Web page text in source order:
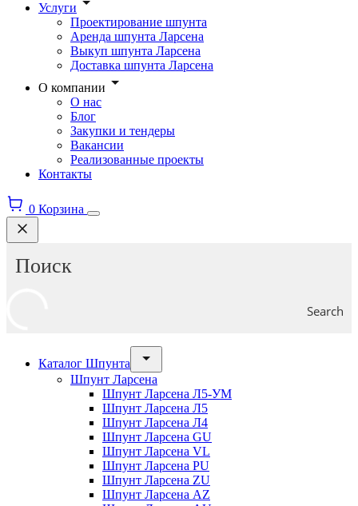
Услуги
Проектирование шпунта
Аренда шпунта Ларсена
Выкуп шпунта Ларсена
Доставка шпунта Ларсена
О компании
О нас
Блог
Закупки и тендеры
Вакансии
Реализованные проекты
Контакты
0 Корзина
Search
Каталог Шпунта
Шпунт Ларсена
Шпунт Ларсена Л5-УМ
Шпунт Ларсена Л5
Шпунт Ларсена Л4
Шпунт Ларсена GU
Шпунт Ларсена VL
Шпунт Ларсена PU
Шпунт Ларсена ZU
Шпунт Ларсена AZ